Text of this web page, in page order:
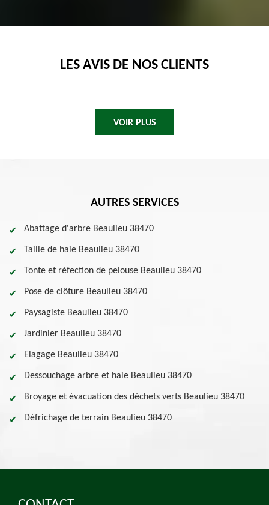
LES AVIS DE NOS CLIENTS
VOIR PLUS
AUTRES SERVICES
Abattage d'arbre Beaulieu 38470
Taille de haie Beaulieu 38470
Tonte et réfection de pelouse Beaulieu 38470
Pose de clôture Beaulieu 38470
Paysagiste Beaulieu 38470
Jardinier Beaulieu 38470
Elagage Beaulieu 38470
Dessouchage arbre et haie Beaulieu 38470
Broyage et évacuation des déchets verts Beaulieu 38470
Défrichage de terrain Beaulieu 38470